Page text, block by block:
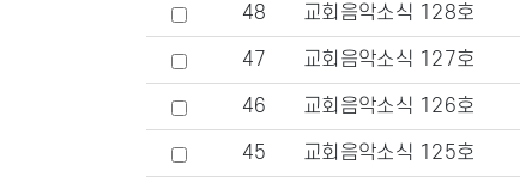
48 교회음악소식 128호
47 교회음악소식 127호
46 교회음악소식 126호
45 교회음악소식 125호